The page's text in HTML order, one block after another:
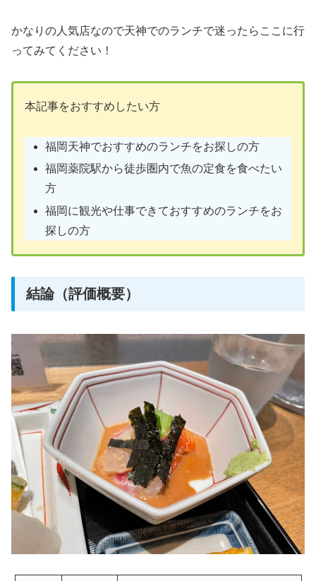
かなりの人気店なので天神でのランチで迷ったらここに行
ってみてください！
本記事をおすすめしたい方
福岡天神でおすすめのランチをお探しの方
福岡薬院駅から徒歩圏内で魚の定食を食べたい
方
福岡に観光や仕事できておすすめのランチをお
探しの方
結論（評価概要）